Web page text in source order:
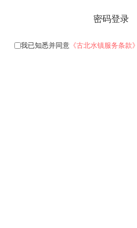
密码登录
我已知悉并同意《古北水镇服务条款》